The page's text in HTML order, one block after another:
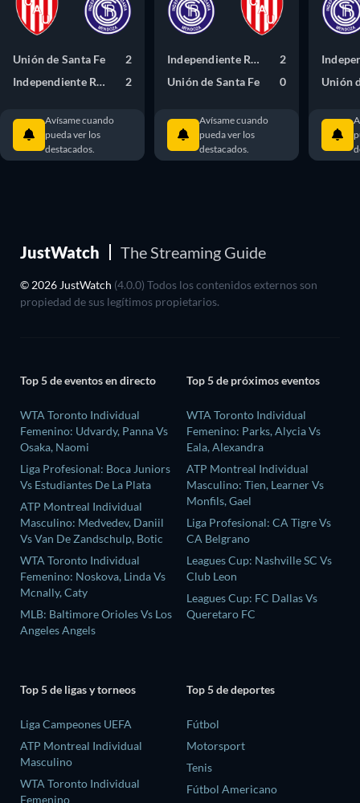
Unión de Santa Fe
2
Independiente Rivadavia de Mendoza
2
Avísame cuando
pueda ver los
destacados.
Independiente Rivadavia de Mendoza
2
Unión de Santa Fe
0
Avísame cuando
pueda ver los
destacados.
Unión
JustWatch The Streaming Guide
© 2026 JustWatch (4.0.0) Todos los contenidos externos son
propiedad de sus legítimos propietarios.
Top 5 de eventos en directo
WTA Toronto Individual
Femenino: Udvardy, Panna Vs
Osaka, Naomi
Liga Profesional: Boca Juniors
Vs Estudiantes De La Plata
ATP Montreal Individual
Masculino: Medvedev, Daniil
Vs Van De Zandschulp, Botic
WTA Toronto Individual
Femenino: Noskova, Linda Vs
Mcnally, Caty
MLB: Baltimore Orioles Vs Los
Angeles Angels
Top 5 de próximos eventos
WTA Toronto Individual
Femenino: Parks, Alycia Vs
Eala, Alexandra
ATP Montreal Individual
Masculino: Tien, Learner Vs
Monfils, Gael
Liga Profesional: CA Tigre Vs
CA Belgrano
Leagues Cup: Nashville SC Vs
Club Leon
Leagues Cup: FC Dallas Vs
Queretaro FC
Top 5 de ligas y torneos
Liga Campeones UEFA
ATP Montreal Individual
Masculino
WTA Toronto Individual
Femenino
Top 5 de deportes
Fútbol
Motorsport
Tenis
Fútbol Americano